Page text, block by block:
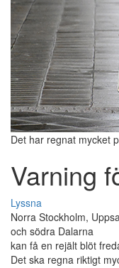
Det har regnat mycket
Varning
Lyssna
Norra Stockholm,
och södra Dalarna
kan få en rejält blöt
Det ska regna riktigt